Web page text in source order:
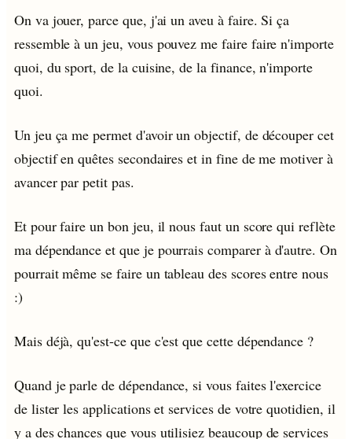
On va jouer, parce que, j'ai un aveu à faire. Si ça
ressemble à un jeu, vous pouvez me faire faire n'importe
quoi, du sport, de la cuisine, de la finance, n'importe
quoi.
Un jeu ça me permet d'avoir un objectif, de découper cet
objectif en quêtes secondaires et in fine de me motiver à
avancer par petit pas.
Et pour faire un bon jeu, il nous faut un score qui reflète
ma dépendance et que je pourrais comparer à d'autre. On
pourrait même se faire un tableau des scores entre nous
:)
Mais déjà, qu'est-ce que c'est que cette dépendance ?
Quand je parle de dépendance, si vous faites l'exercice
de lister les applications et services de votre quotidien, il
y a des chances que vous utilisiez beaucoup de services